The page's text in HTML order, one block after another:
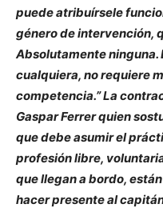
puede atribuírsele
género de intervención,
Absolutamente ninguna.
cualquiera, no requiere
competencia.” La
Gaspar Ferrer quien
que debe asumir el
profesión libre,
que llegan a bordo,
hacer presente al